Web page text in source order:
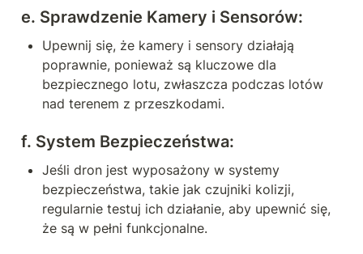
e. Sprawdzenie Kamery i Sensorów:
Upewnij się, że kamery i sensory działają
poprawnie, ponieważ są kluczowe dla
bezpiecznego lotu, zwłaszcza podczas lotów
nad terenem z przeszkodami.
f. System Bezpieczeństwa:
Jeśli dron jest wyposażony w systemy
bezpieczeństwa, takie jak czujniki kolizji,
regularnie testuj ich działanie, aby upewnić się,
że są w pełni funkcjonalne.